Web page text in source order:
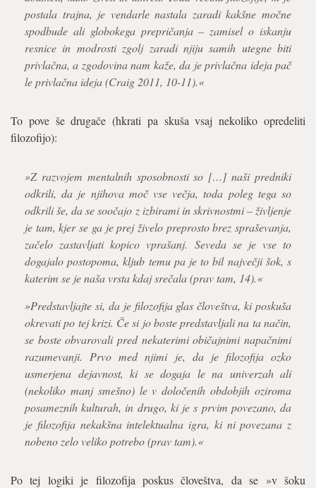
postala trajna, je vendarle nastala zaradi kakšne močne
spodbude ali globokega prepričanja – zamisel o iskanju
resnice in modrosti zgolj zaradi njiju samih utegne biti
privlačna, a zgodovina nam kaže, da je privlačna ideja pač
le privlačna ideja (Craig 2011, 10-11).«
To pove še drugače (hkrati pa skuša vsaj nekoliko opredeliti
filozofijo):
»Z razvojem mentalnih sposobnosti so […] naši predniki
odkrili, da je njihova moč vse večja, toda poleg tega so
odkrili še, da se soočajo z izbirami in skrivnostmi – življenje
je tam, kjer se ga je prej živelo preprosto brez spraševanja,
začelo zastavljati kopico vprašanj. Seveda se je vse to
dogajalo postopoma, kljub temu pa je to bil največji šok, s
katerim se je naša vrsta kdaj srečala (prav tam, 14).«
»Predstavljajte si, da je filozofija glas človeštva, ki poskuša
okrevati po tej krizi. Če si jo boste predstavljali na ta način,
se boste obvarovali pred nekaterimi običajnimi napačnimi
razumevanji. Prvo med njimi je, da je filozofija ozko
usmerjena dejavnost, ki se dogaja le na univerzah ali
(nekoliko manj smešno) le v določenih obdobjih oziroma
posameznih kulturah, in drugo, ki je s prvim povezano, da
je filozofija nekakšna intelektualna igra, ki ni povezana z
nobeno zelo veliko potrebo (prav tam).«
Po tej logiki je filozofija poskus človeštva, da se »v šoku